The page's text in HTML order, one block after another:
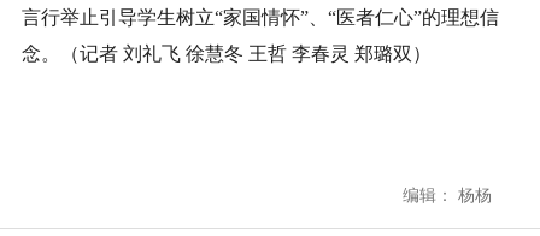
言行举止引导学生树立“家国情怀”、“医者仁心”的理想信
念。（记者 刘礼飞 徐慧冬 王哲 李春灵 郑璐双）
编辑： 杨杨